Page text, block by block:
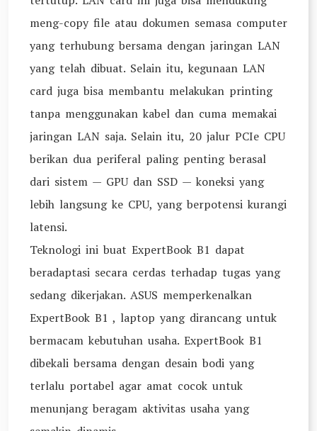
meng-copy file atau dokumen semasa computer
yang terhubung bersama dengan jaringan LAN
yang telah dibuat. Selain itu, kegunaan LAN
card juga bisa membantu melakukan printing
tanpa menggunakan kabel dan cuma memakai
jaringan LAN saja. Selain itu, 20 jalur PCIe CPU
berikan dua periferal paling penting berasal
dari sistem — GPU dan SSD — koneksi yang
lebih langsung ke CPU, yang berpotensi kurangi
latensi.
Teknologi ini buat ExpertBook B1 dapat
beradaptasi secara cerdas terhadap tugas yang
sedang dikerjakan. ASUS memperkenalkan
ExpertBook B1 , laptop yang dirancang untuk
bermacam kebutuhan usaha. ExpertBook B1
dibekali bersama dengan desain bodi yang
terlalu portabel agar amat cocok untuk
menunjang beragam aktivitas usaha yang